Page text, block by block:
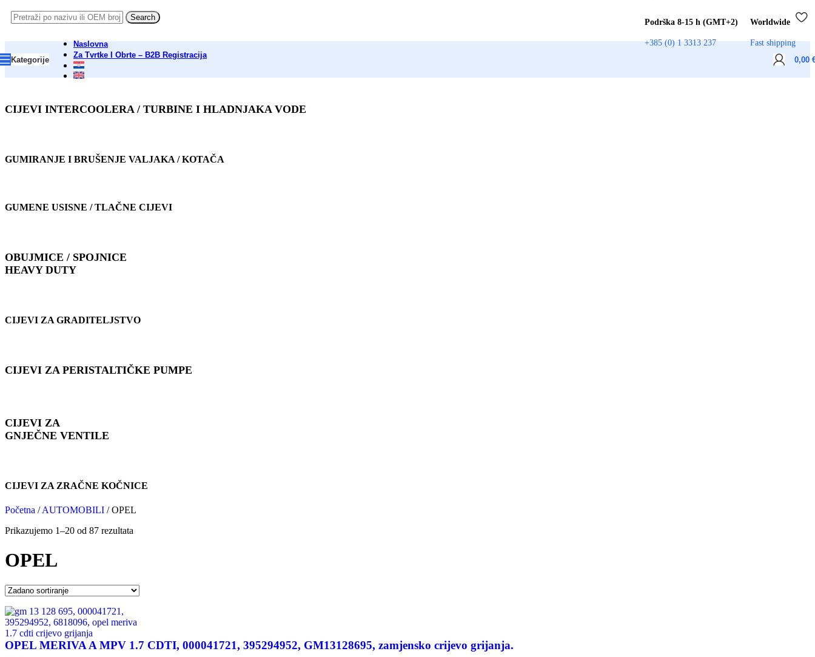
Search
Podrška 8-15 h (GMT+2)
+385 (0) 1 3313 237
Worldwide
Fast shipping
Kategorije
Naslovna
Za Tvrtke I Obrte – B2B Registracija
0,00
CIJEVI INTERCOOLERA / TURBINE I HLADNJAKA VODE
GUMIRANJE I BRUŠENJE VALJAKA / KOTAČA
GUMENE USISNE / TLAČNE CIJEVI
OBUJMICE / SPOJNICE
HEAVY DUTY
CIJEVI ZA GRADITELJSTVO
CIJEVI ZA PERISTALTIČKE PUMPE
CIJEVI ZA
GNJEČNE VENTILE
CIJEVI ZA ZRAČNE KOČNICE
Početna / AUTOMOBILI / OPEL
Prikazujemo 1–20 od 87 rezultata
OPEL
OPEL MERIVA A MPV 1.7 CDTI, 000041721, 395294952, GM13128695, zamjensko crijevo grijanja.